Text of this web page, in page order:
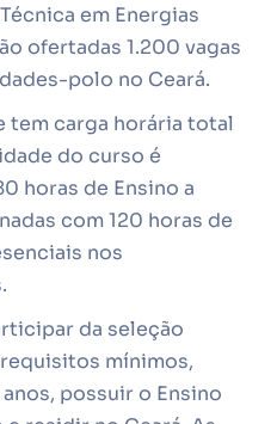
em Energias
ofertadas 1.200 vagas
polo no Ceará.
tem carga horária total
do curso é
horas de Ensino a
com 120 horas de
nos
da seleção
mínimos,
possuir o Ensino